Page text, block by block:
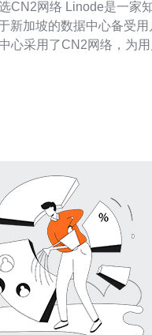
是一家知名的云计算
新加坡的数据中心备受用
心采用了CN2网络，为
性的特点。 CN2网络采用多